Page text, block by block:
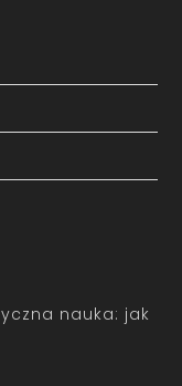
nauka: jak